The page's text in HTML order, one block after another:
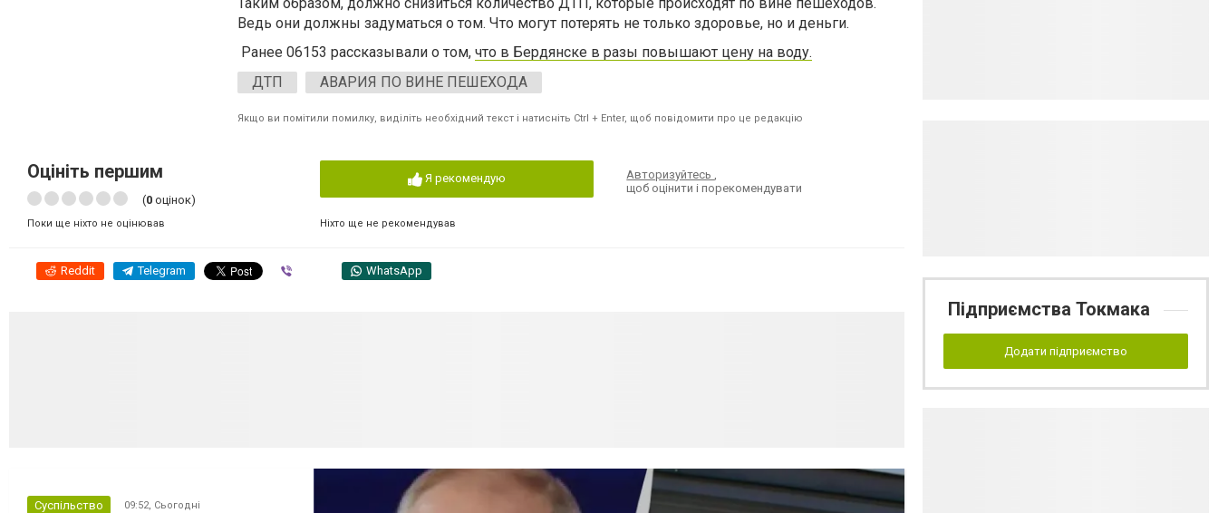
Ведь они должны задуматься о том. Что могут потерять не только здоровье, но и деньги.
Ранее 06153 рассказывали о том, что в Бердянске в разы повышают цену на воду.
ДТП
АВАРИЯ ПО ВИНЕ ПЕШЕХОДА
Якщо ви помітили помилку, виділіть необхідний текст і натисніть Ctrl + Enter, щоб повідомити про це редакцію
Оцініть першим
(0 оцінок)
Поки ще ніхто не оцінював
Я рекомендую
Ніхто ще не рекомендував
Авторизуйтесь,
щоб оцінити і порекомендувати
Reddit Telegram WhatsApp
Суспільство 09:52, Сьогодні
Підприємства Токмака
Додати підприємство